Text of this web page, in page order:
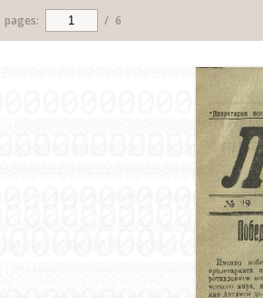
pages: / 6